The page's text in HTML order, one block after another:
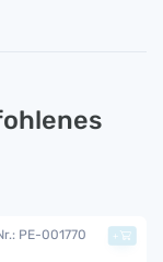
PE-001770 +